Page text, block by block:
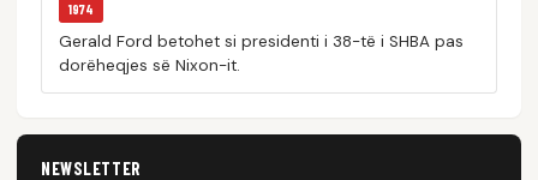
1974
Gerald Ford betohet si presidenti i 38-të i SHBA pas
dorëheqjes së Nixon-it.
NEWSLETTER